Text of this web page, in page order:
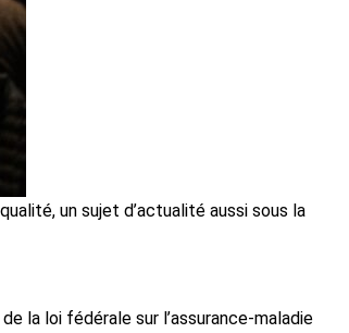
un sujet d’actualité aussi sous la
la loi fédérale sur l’assurance-maladie